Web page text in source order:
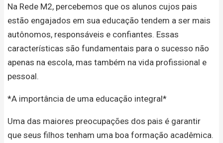
Na Rede M2, percebemos que os alunos cujos pais
estão engajados em sua educação tendem a ser mais
autônomos, responsáveis e confiantes. Essas
características são fundamentais para o sucesso não
apenas na escola, mas também na vida profissional e
pessoal.
*A importância de uma educação integral*
Uma das maiores preocupações dos pais é garantir
que seus filhos tenham uma boa formação acadêmica.